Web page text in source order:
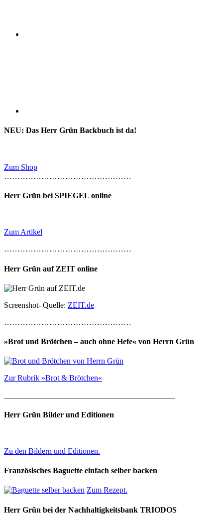
NEU: Das Herr Grün Backbuch ist da!
Zum Shop
…………………………………………
Herr Grün bei SPIEGEL online
Zum Artikel
…………………………………………
Herr Grün auf ZEIT online
Screenshot- Quelle: ZEIT.de
…………………………………………
»Brot und Brötchen – auch ohne Hefe« von Herrn Grün
Zur Rubrik »Brot & Brötchen«
Herr Grün Bilder und Editionen
Zu den Bildern und Editionen.
Französisches Baguette einfach selber backen
Zum Rezept.
Herr Grün bei der Nachhaltigkeitsbank TRIODOS